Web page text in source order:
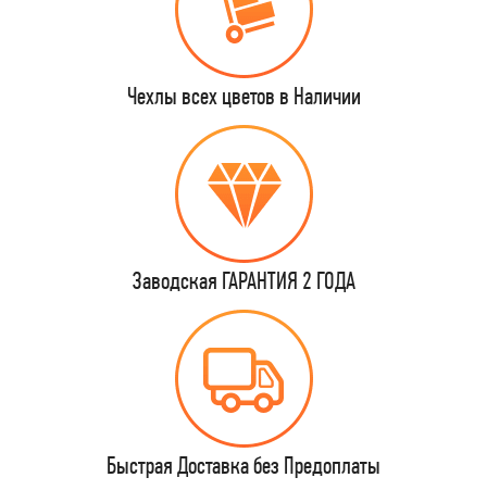
Чехлы всех цветов в Наличии
Заводская ГАРАНТИЯ 2 ГОДА
Быстрая Доставка без Предоплаты